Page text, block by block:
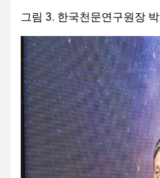
그림 3. 한국천문연구원장